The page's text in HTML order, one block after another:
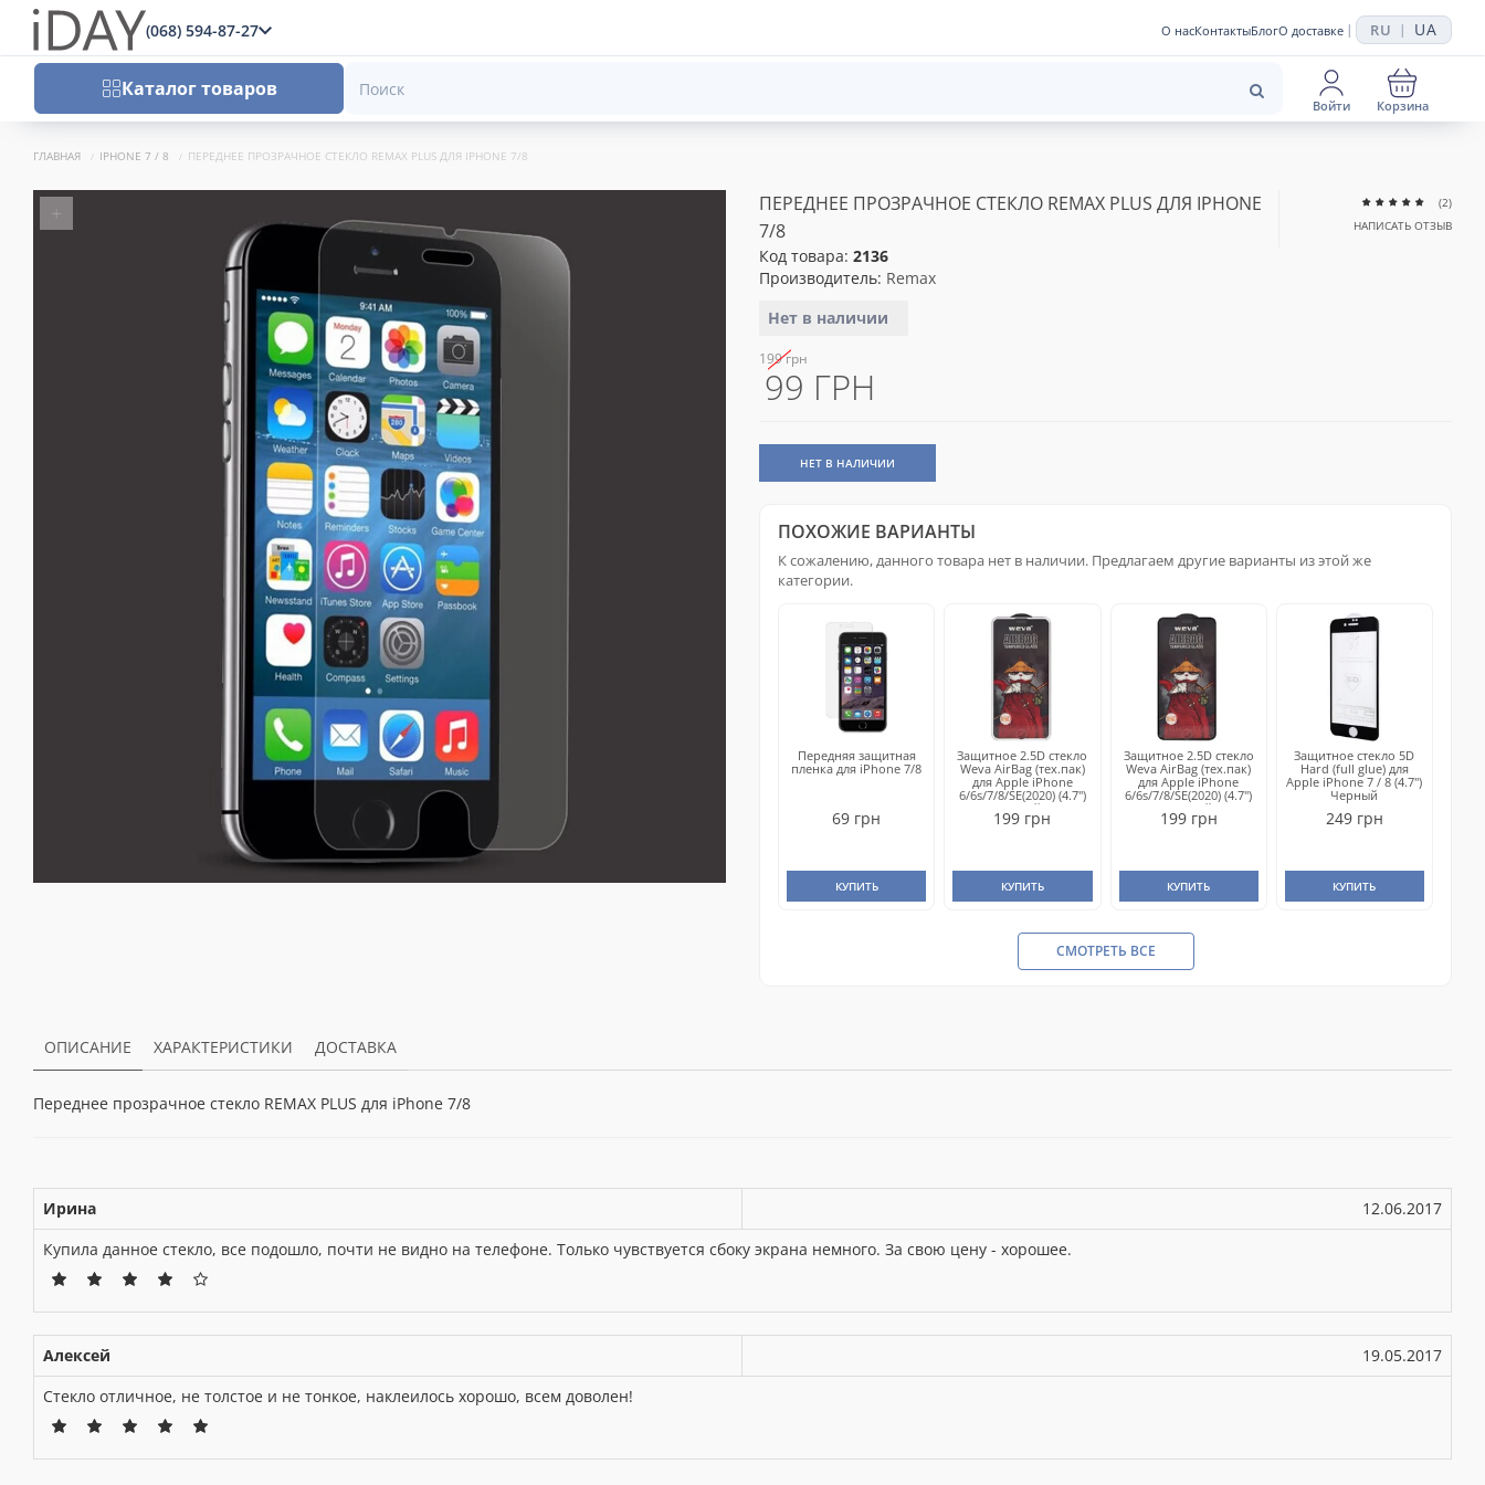
(068) 594-87-27 О насКонтактыБлогО доставке | RU | UA
Каталог товаров
Войти Корзина
ГЛАВНАЯ IPHONE 7 / 8 ПЕРЕДНЕЕ ПРОЗРАЧНОЕ СТЕКЛО REMAX PLUS ДЛЯ IPHONE 7/8
+
ПЕРЕДНЕЕ ПРОЗРАЧНОЕ СТЕКЛО REMAX PLUS ДЛЯ IPHONE
7/8
Код товара: 2136
Производитель: Remax
Нет в наличии
(2)
НАПИСАТЬ ОТЗЫВ
199 грн
99 ГРН
НЕТ В НАЛИЧИИ
ПОХОЖИЕ ВАРИАНТЫ
К сожалению, данного товара нет в наличии. Предлагаем другие варианты из этой же
категории.
Передняя защитная
пленка для iPhone 7/8
69 грн
КУПИТЬ
Защитное 2.5D стекло
Weva AirBag (тех.пак)
для Apple iPhone
6/6s/7/8/SE(2020) (4.7")
Белый
199 грн
КУПИТЬ
Защитное 2.5D стекло
Weva AirBag (тех.пак)
для Apple iPhone
6/6s/7/8/SE(2020) (4.7")
Черный
199 грн
КУПИТЬ
Защитное стекло 5D
Hard (full glue) для
Apple iPhone 7 / 8 (4.7")
Черный
249 грн
КУПИТЬ
СМОТРЕТЬ ВСЕ
ОПИСАНИЕ ХАРАКТЕРИСТИКИ ДОСТАВКА
Переднее прозрачное стекло REMAX PLUS для iPhone 7/8
Ирина
12.06.2017
Купила данное стекло, все подошло, почти не видно на телефоне. Только чувствуется сбоку экрана немного. За свою цену - хорошее.
Алексей
19.05.2017
Стекло отличное, не толстое и не тонкое, наклеилось хорошо, всем доволен!